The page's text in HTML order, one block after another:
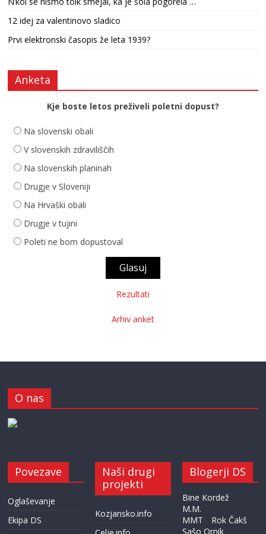
12 idej za valentinovo sladico
Prvi elektronski časopis že leta 1939?
Anketa
Kje boste letos preživeli poletni dopust?
Na slovenski obali
V slovenskih zdraviliščih
Na slovenskih planinah
Drugje v Sloveniji
Na Hrvaški obali
Drugje v tujini
Poleti ne bom dopustoval
Rezultati
Arhiv anket
O nas
Povezave
Oglaševanje
Ekipa DS
Naši drugi
projekti
Kozjansko.info
Blogerji DS
Bine Kordež
M.M.
MMT
Rok Čakš
Sašo Ornik